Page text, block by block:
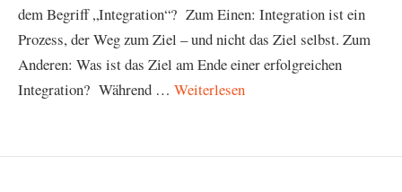
dem Begriff „Integration“? Zum Einen: Integration ist ein
Prozess, der Weg zum Ziel – und nicht das Ziel selbst. Zum
Anderen: Was ist das Ziel am Ende einer erfolgreichen
Integration? Während … Weiterlesen